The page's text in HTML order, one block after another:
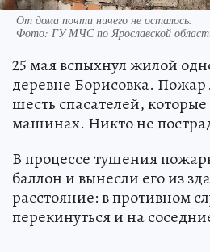
От дома почти ничего не осталось.
Фото: ГУ МЧС по Ярославской
25 мая вспыхнул жилой
деревне Борисовка.
шесть спасателей,
машинах. Никто не
В процессе тушения
баллон и вынесли его из
расстояние: в противном
перекинуться и на